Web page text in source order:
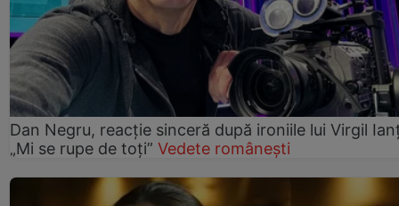
Dan Negru, reacție sinceră după ironiile lui Virgil
„Mi se rupe de toți” Vedete românești